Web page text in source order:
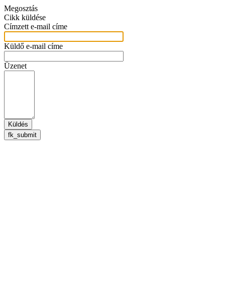
Megosztás
Cikk küldése
Címzett e-mail címe
Küldő e-mail címe
Üzenet